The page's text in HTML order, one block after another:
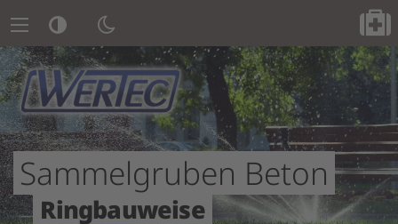
Sammelgruben Beton
Ringbauweise